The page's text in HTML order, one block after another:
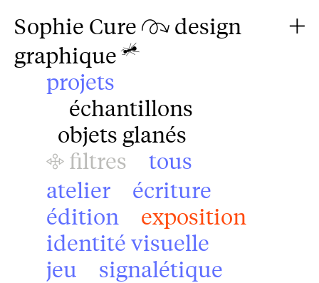
Sophie Cure  design
graphique
projets
échantillons
objets glanés
 filtres
tous
atelier
écriture
édition
exposition
identité visuelle
jeu
signalétique

